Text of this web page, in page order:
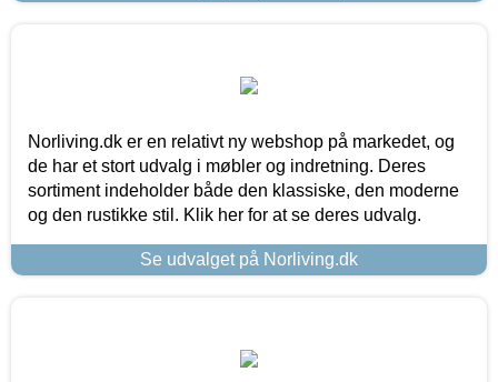
Norliving.dk er en relativt ny webshop på markedet, og
de har et stort udvalg i møbler og indretning. Deres
sortiment indeholder både den klassiske, den moderne
og den rustikke stil. Klik her for at se deres udvalg.
Se udvalget på Norliving.dk